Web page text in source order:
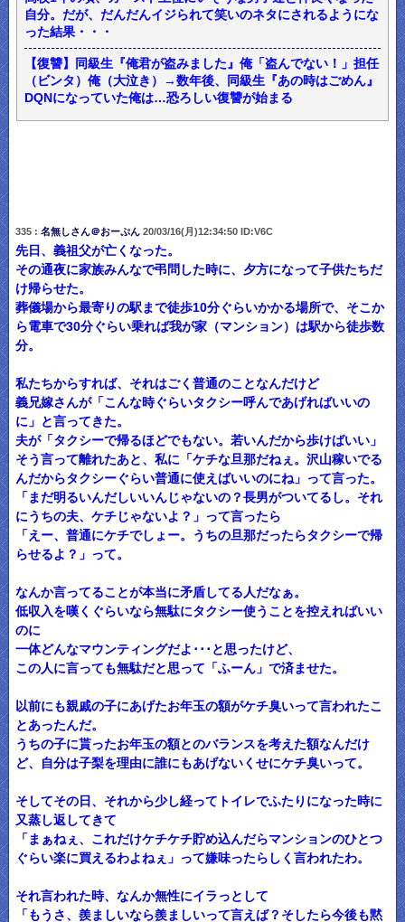
自分。だが、だんだんイジられて笑いのネタにされるようにな
った結果・・・
【復讐】同級生『俺君が盗みました』俺「盗んでない！」担任
（ビンタ）俺（大泣き）→数年後、同級生『あの時はごめん』
DQNになっていた俺は…恐ろしい復讐が始まる
335 : 名無しさん＠おーぷん20/03/16(月)12:34:50 ID:V6C
先日、義祖父が亡くなった。
その通夜に家族みんなで弔問した時に、夕方になって子供たちだ
け帰らせた。
葬儀場から最寄りの駅まで徒歩10分ぐらいかかる場所で、そこか
ら電車で30分ぐらい乗れば我が家（マンション）は駅から徒歩数
分。
私たちからすれば、それはごく普通のことなんだけど
義兄嫁さんが「こんな時ぐらいタクシー呼んであげればいいの
に」と言ってきた。
夫が「タクシーで帰るほどでもない。若いんだから歩けばいい」
そう言って離れたあと、私に「ケチな旦那だねぇ。沢山稼いでる
んだからタクシーぐらい普通に使えばいいのにね」って言った。
「まだ明るいんだしいいんじゃないの？長男がついてるし。それ
にうちの夫、ケチじゃないよ？」って言ったら
「えー、普通にケチでしょー。うちの旦那だったらタクシーで帰
らせるよ？」って。
なんか言ってることが本当に矛盾してる人だなぁ。
低収入を嘆くぐらいなら無駄にタクシー使うことを控えればいい
のに
一体どんなマウンティングだよ･･･と思ったけど、
この人に言っても無駄だと思って「ふーん」で済ませた。
以前にも親戚の子にあげたお年玉の額がケチ臭いって言われたこ
とあったんだ。
うちの子に貰ったお年玉の額とのバランスを考えた額なんだけ
ど、自分は子梨を理由に誰にもあげないくせにケチ臭いって。
そしてその日、それから少し経ってトイレでふたりになった時に
又蒸し返してきて
「まぁねぇ、これだけケチケチ貯め込んだらマンションのひとつ
ぐらい楽に買えるわよねぇ」って嫌味ったらしく言われたわ。
それ言われた時、なんか無性にイラっとして
「もうさ、羨ましいなら羨ましいって言えば？そしたら今後も黙